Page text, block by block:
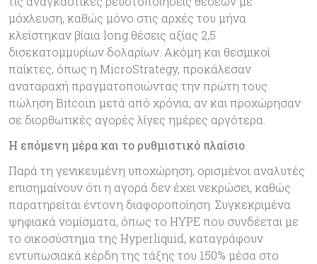
μόχλευση, καθώς μόνο στις αρχές του μήνα
κλείστηκαν βίαια long θέσεις αξίας 2,5
δισεκατομμυρίων δολαρίων. Ακόμη και θεσμικοί
παίκτες, όπως η MicroStrategy, προκάλεσαν
αναταραχή πραγματοποιώντας την πρώτη τους
πώληση Bitcoin μετά από χρόνια, αν και προχώρησαν
σε διορθωτικές αγορές λίγες ημέρες αργότερα.
Η επόμενη μέρα και το ρυθμιστικό πλαίσιο
Παρά τη γενικευμένη υποχώρηση, ορισμένοι αναλυτές
επισημαίνουν ότι η αγορά δεν έχει νεκρώσει, καθώς
παρατηρείται έντονη διαφοροποίηση. Συγκεκριμένα
ψηφιακά νομίσματα, όπως το HYPE που συνδέεται με
το οικοσύστημα της Hyperliquid, καταγράφουν
εντυπωσιακά κέρδη της τάξης του 150% μέσα στο